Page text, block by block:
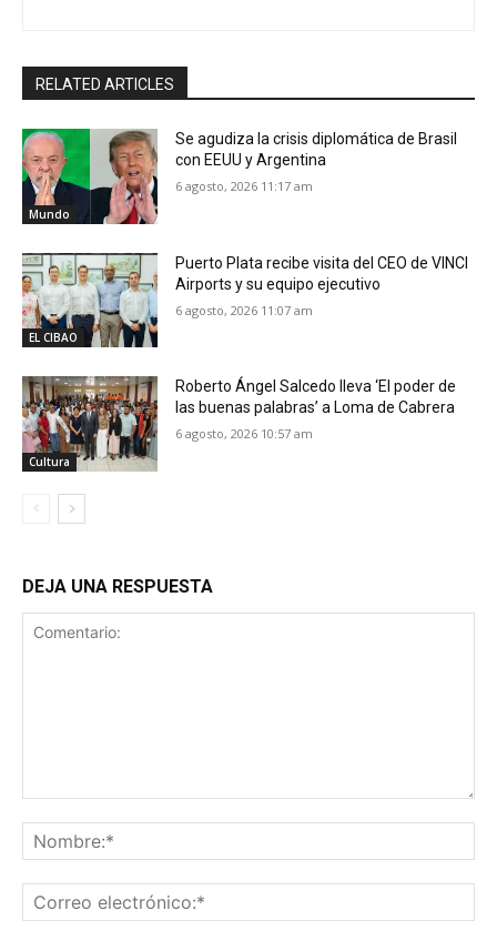
RELATED ARTICLES
Mundo
Se agudiza la crisis diplomática de Brasil
con EEUU y Argentina
6 agosto, 2026 11:17 am
EL CIBAO
Puerto Plata recibe visita del CEO de VINCI
Airports y su equipo ejecutivo
6 agosto, 2026 11:07 am
Cultura
Roberto Ángel Salcedo lleva ‘El poder de
las buenas palabras’ a Loma de Cabrera
6 agosto, 2026 10:57 am
DEJA UNA RESPUESTA